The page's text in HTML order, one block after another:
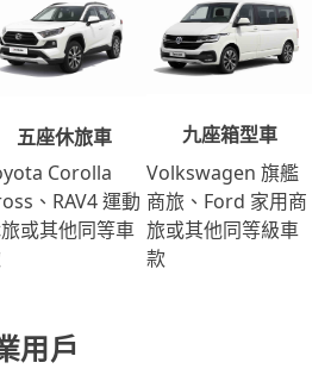
五座休旅車
Corolla
、RAV4 運動
或其他同等車
九座箱型車
Volkswagen 旗艦
商旅、Ford 家用商
旅或其他同等級車
款
用戶